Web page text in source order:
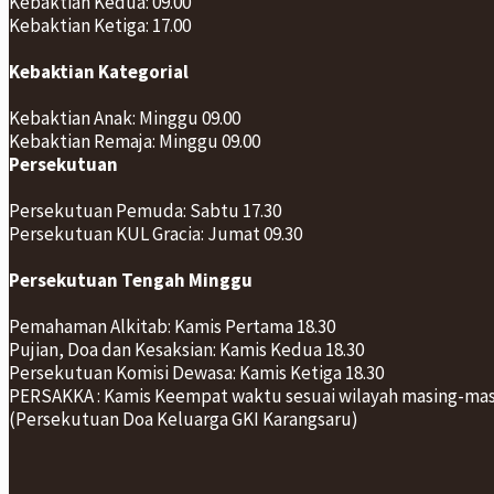
Kebaktian Ketiga: 17.00
Kebaktian Kategorial
Kebaktian Anak: Minggu 09.00
Kebaktian Remaja: Minggu 09.00
Persekutuan
Persekutuan Pemuda: Sabtu 17.30
Persekutuan KUL Gracia: Jumat 09.30
Persekutuan Tengah Minggu
Pemahaman Alkitab: Kamis Pertama 18.30
Pujian, Doa dan Kesaksian: Kamis Kedua 18.30
Persekutuan Komisi Dewasa: Kamis Ketiga 18.30
PERSAKKA : Kamis Keempat waktu sesuai wilayah masing-
(Persekutuan Doa Keluarga GKI Karangsaru)